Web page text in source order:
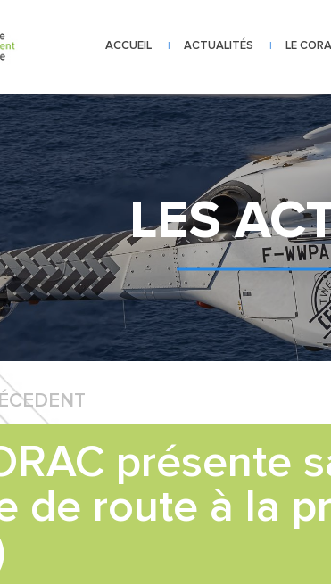
ACCUEIL ACTUALITÉS LE
LES
présente
de route à la